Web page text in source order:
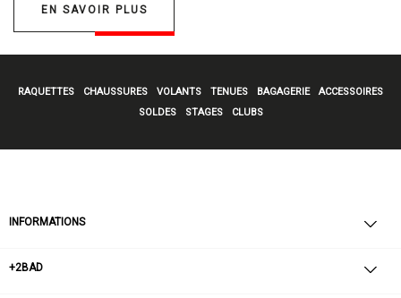
EN SAVOIR PLUS
RAQUETTES CHAUSSURES VOLANTS TENUES BAGAGERIE
ACCESSOIRES
SOLDES
STAGES CLUBS
INFORMATIONS
+2BAD